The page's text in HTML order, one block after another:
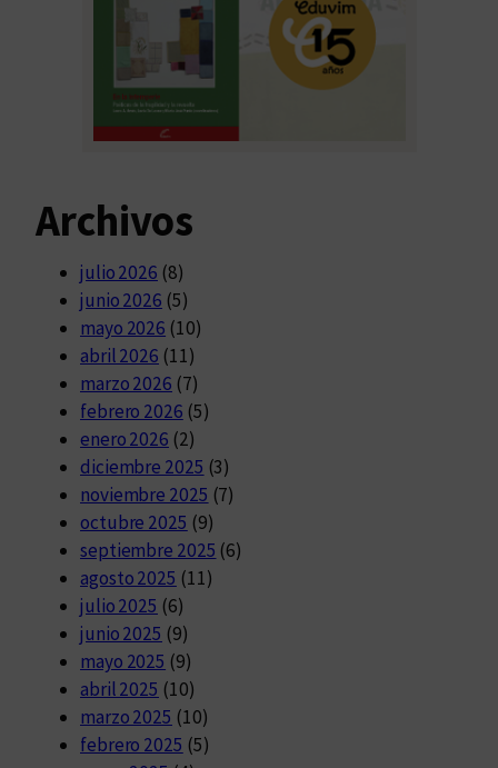
Archivos
julio 2026 (8)
junio 2026 (5)
mayo 2026 (10)
abril 2026 (11)
marzo 2026 (7)
febrero 2026 (5)
enero 2026 (2)
diciembre 2025 (3)
noviembre 2025 (7)
octubre 2025 (9)
septiembre 2025 (6)
agosto 2025 (11)
julio 2025 (6)
junio 2025 (9)
mayo 2025 (9)
abril 2025 (10)
marzo 2025 (10)
febrero 2025 (5)